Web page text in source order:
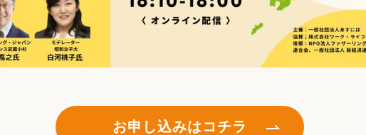
お申し込みはコチラ